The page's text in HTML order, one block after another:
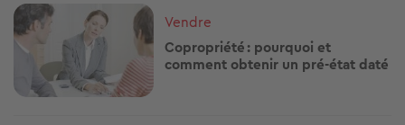
Image
Vendre
Copropriété : pourquoi et
comment obtenir un pré‑état daté